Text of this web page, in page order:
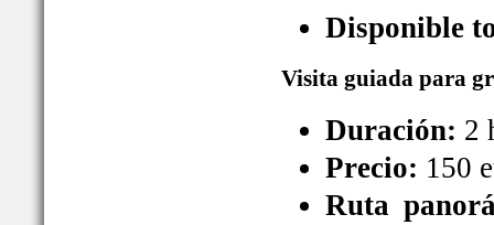
Disponible
Visita guiada para
Duración: 2
Precio: 150
Ruta